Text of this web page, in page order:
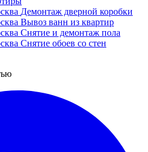
Демонтаж дверной коробки
Вывоз ванн из квартир
Снятие и демонтаж пола
Снятие обоев со стен